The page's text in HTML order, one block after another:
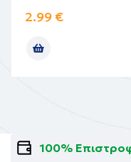
2.99 €
100%